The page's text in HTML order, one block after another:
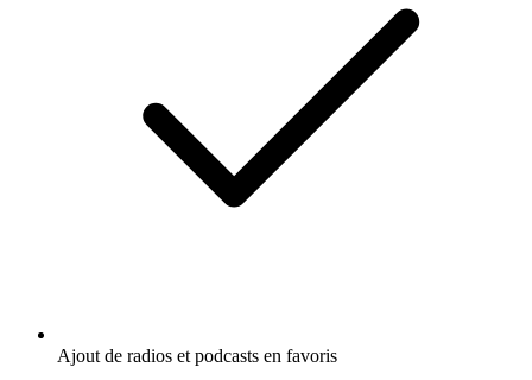
Ajout de radios et podcasts en favoris